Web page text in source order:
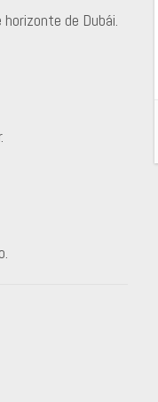
de Dubái.